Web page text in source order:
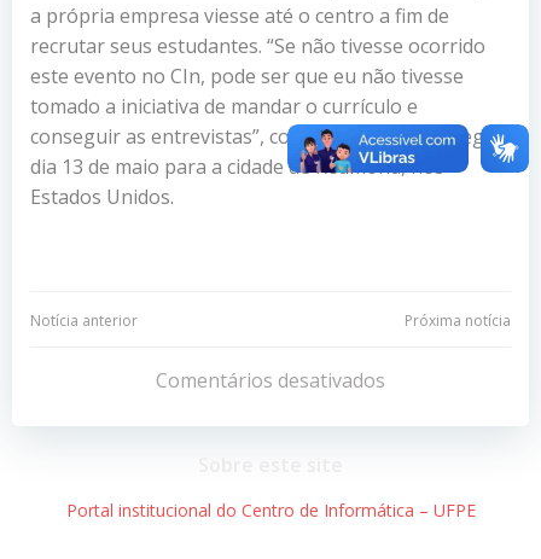
a própria empresa viesse até o centro a fim de
recrutar seus estudantes. “Se não tivesse ocorrido
este evento no CIn, pode ser que eu não tivesse
tomado a iniciativa de mandar o currículo e
conseguir as entrevistas”, comenta David, que segue
dia 13 de maio para a cidade de Redmond, nos
Estados Unidos.
Navegação
Post
Notícia anterior
Navegação
de
Post
Próxima notícia
Comentários desativados
Portal institucional do Centro de Informática – UFPE